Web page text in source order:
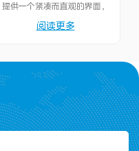
提供一个紧凑而直观的界面，
智能应用程序。
阅读更多